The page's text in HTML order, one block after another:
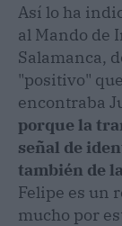
Así lo ha
al Mando de
Salamanca,
"positivo"
encontraba
porque la
señal de
también de
Felipe es un
mucho por